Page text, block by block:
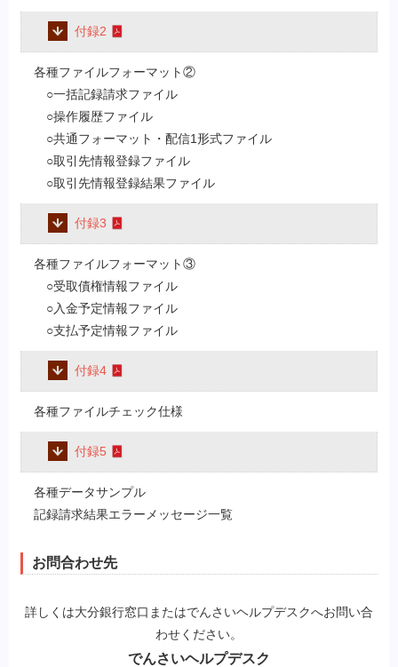
付録2
各種ファイルフォーマット②
○一括記録請求ファイル
○操作履歴ファイル
○共通フォーマット・配信1形式ファイル
○取引先情報登録ファイル
○取引先情報登録結果ファイル
付録3
各種ファイルフォーマット③
○受取債権情報ファイル
○入金予定情報ファイル
○支払予定情報ファイル
付録4
各種ファイルチェック仕様
付録5
各種データサンプル
記録請求結果エラーメッセージ一覧
お問合わせ先
詳しくは大分銀行窓口またはでんさいヘルプデスクへお問い合
わせください。
でんさいヘルプデスク